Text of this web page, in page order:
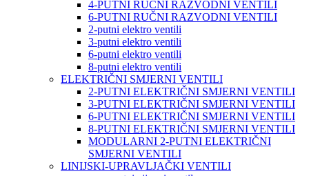
4-PUTNI RUČNI RAZVODNI VENTILI
6-PUTNI RUČNI RAZVODNI VENTILI
2-putni elektro ventili
3-putni elektro ventili
6-putni elektro ventili
8-putni elektro ventili
ELEKTRIČNI SMJERNI VENTILI
2-PUTNI ELEKTRIČNI SMJERNI VENTILI
3-PUTNI ELEKTRIČNI SMJERNI VENTILI
6-PUTNI ELEKTRIČNI SMJERNI VENTILI
8-PUTNI ELEKTRIČNI SMJERNI VENTILI
MODULARNI 2-PUTNI ELEKTRIČNI
SMJERNI VENTILI
LINIJSKI-UPRAVLJAČKI VENTILI